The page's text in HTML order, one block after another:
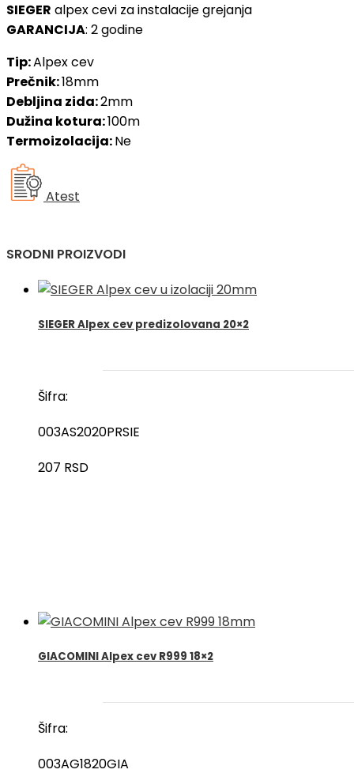
SIEGER alpex cevi za instalacije grejanja
GARANCIJA: 2 godine
Tip:Alpex cev
Prečnik:18mm
Debljina zida:2mm
Dužina kotura:100m
Termoizolacija:Ne
Atest
SRODNI PROIZVODI
SIEGER Alpex cev predizolovana 20×2
Šifra:
003AS2020PRSIE
207 RSD
GIACOMINI Alpex cev R999 18×2
Šifra:
003AG1820GIA